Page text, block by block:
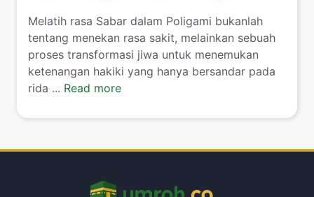
​Melatih rasa Sabar dalam Poligami bukanlah
tentang menekan rasa sakit, melainkan sebuah
proses transformasi jiwa untuk menemukan
ketenangan hakiki yang hanya bersandar pada
rida ... Read more